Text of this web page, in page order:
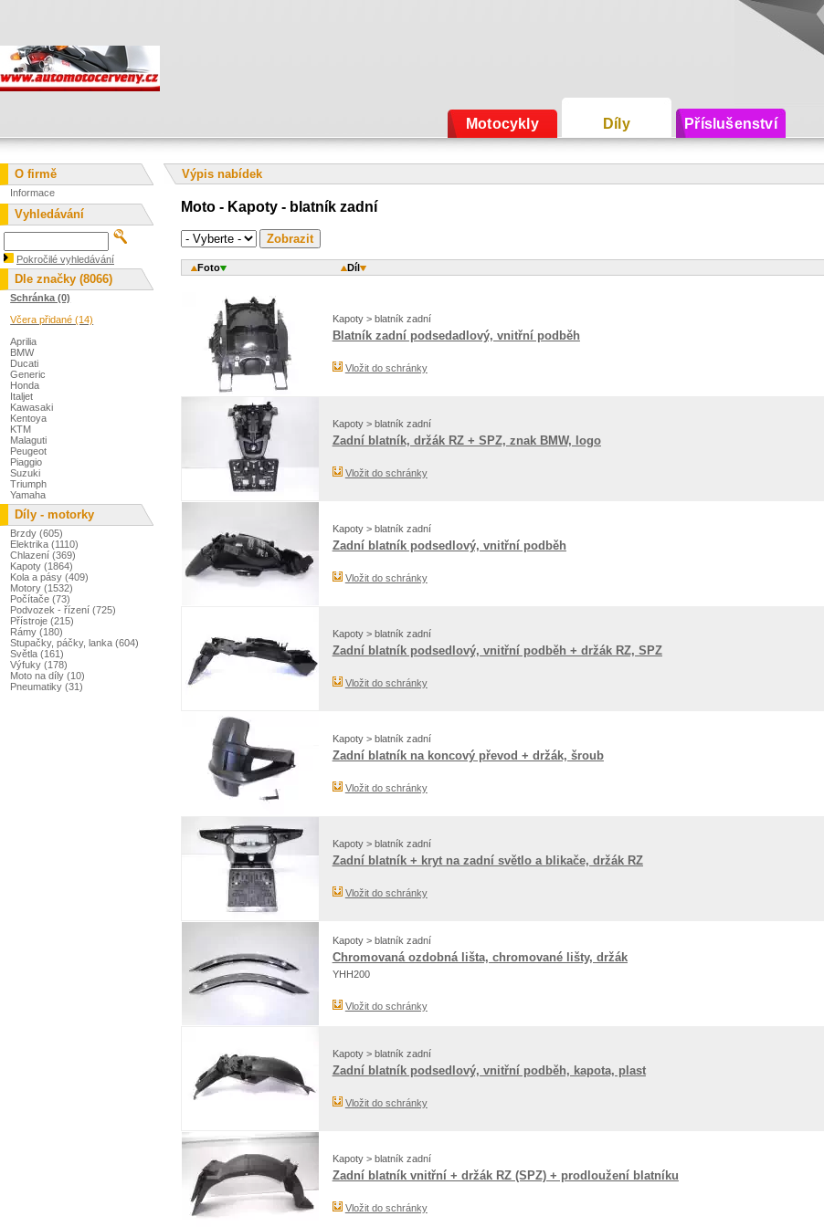
Motocykly Díly Příslušenství
Výpis nabídek
Moto - Kapoty - blatník zadní
Foto Díl
Kapoty > blatník zadní
Blatník zadní podsedadlový, vnitřní podběh
Vložit do schránky
Kapoty > blatník zadní
Zadní blatník, držák RZ + SPZ, znak BMW, logo
Vložit do schránky
Kapoty > blatník zadní
Zadní blatník podsedlový, vnitřní podběh
Vložit do schránky
Kapoty > blatník zadní
Zadní blatník podsedlový, vnitřní podběh + držák RZ, SPZ
Vložit do schránky
Kapoty > blatník zadní
Zadní blatník na koncový převod + držák, šroub
Vložit do schránky
Kapoty > blatník zadní
Zadní blatník + kryt na zadní světlo a blikače, držák RZ
Vložit do schránky
Kapoty > blatník zadní
Chromovaná ozdobná lišta, chromované lišty, držák
YHH200
Vložit do schránky
Kapoty > blatník zadní
Zadní blatník podsedlový, vnitřní podběh, kapota, plast
Vložit do schránky
Kapoty > blatník zadní
Zadní blatník vnitřní + držák RZ (SPZ) + prodloužení blatníku
Vložit do schránky
O firmě
Informace
Vyhledávání
Pokročilé vyhledávání
Dle značky (8066)
Schránka (0)
Včera přidané (14)
Aprilia
BMW
Ducati
Generic
Honda
Italjet
Kawasaki
Kentoya
KTM
Malaguti
Peugeot
Piaggio
Suzuki
Triumph
Yamaha
Díly - motorky
Brzdy (605)
Elektrika (1110)
Chlazení (369)
Kapoty (1864)
Kola a pásy (409)
Motory (1532)
Počítače (73)
Podvozek - řízení (725)
Přístroje (215)
Rámy (180)
Stupačky, páčky, lanka (604)
Světla (161)
Výfuky (178)
Moto na díly (10)
Pneumatiky (31)